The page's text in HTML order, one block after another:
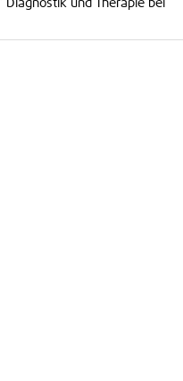
Diagnostik und Therapie bei